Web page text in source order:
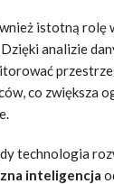
istotną rolę
Dzięki analizie
co zwiększa
technologia
inteligencja